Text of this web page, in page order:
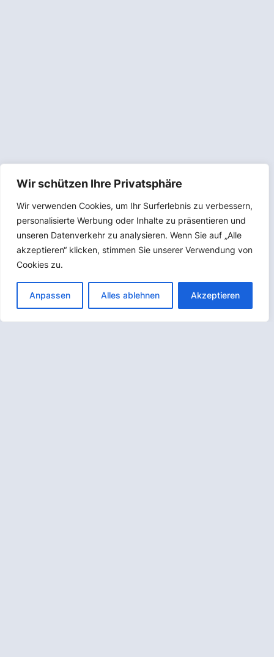
Wir schützen Ihre Privatsphäre
Wir verwenden Cookies, um Ihr Surferlebnis zu verbessern,
personalisierte Werbung oder Inhalte zu präsentieren und
unseren Datenverkehr zu analysieren. Wenn Sie auf „Alle
akzeptieren“ klicken, stimmen Sie unserer Verwendung von
Cookies zu.
Anpassen Alles ablehnen Akzeptieren
Get in touch.
Cool Services GmbH